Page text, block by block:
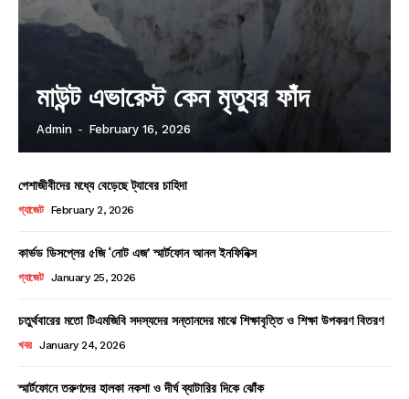
মাউন্ট এভারেস্ট কেন মৃত্যুর ফাঁদ
Admin - February 16, 2026
পেশাজীবীদের মধ্যে বেড়েছে ট্যাবের চাহিদা
গ্যাজেট February 2, 2026
কার্ভড ডিসপ্লের ৫জি ‘নোট এজ’ স্মার্টফোন আনল ইনফিনিক্স
গ্যাজেট January 25, 2026
চতুর্থবারের মতো টিএমজিবি সদস্যদের সন্তানদের মাঝে শিক্ষাবৃত্তি ও শিক্ষা উপকরণ বিতরণ
খবর January 24, 2026
স্মার্টফোনে তরুণদের হালকা নকশা ও দীর্ঘ ব্যাটারির দিকে ঝোঁক